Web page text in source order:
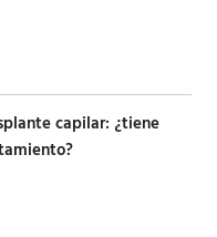
capilar: ¿tiene